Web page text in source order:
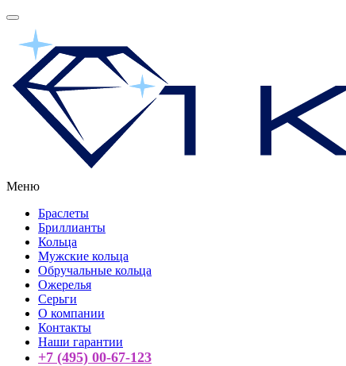
Меню
Браслеты
Бриллианты
Кольца
Мужские кольца
Обручальные кольца
Ожерелья
Серьги
О компании
Контакты
Наши гарантии
+7 (495) 00-67-123